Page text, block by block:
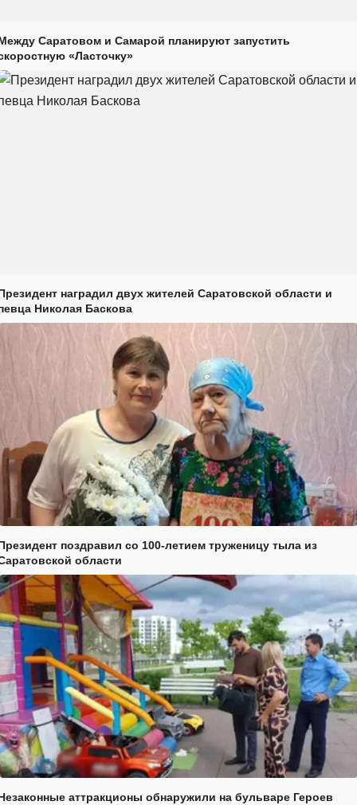
Саратовом и Самарой планируют запустить
«Ласточку»
наградил двух жителей Саратовской области и
Николая Баскова
поздравил со 100-летием труженицу тыла из
области
аттракционы обнаружили на бульваре Героев